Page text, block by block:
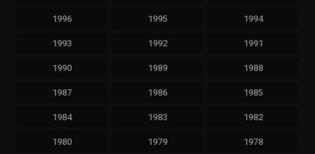
1996 1995 1994
1993 1992 1991
1990 1989 1988
1987 1986 1985
1984 1983 1982
1980 1979 1978